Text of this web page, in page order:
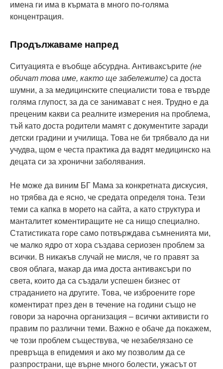
имена ги има в кърмата в много по-голяма
концентрация.
Продължаваме напред
Ситуацията е въобще абсурдна. Антиваксърите (не
обичат това име, както ще забележите) са доста
шумни, а за медицинските специалисти това е твърде
голяма глупост, за да се занимават с нея. Трудно е да
преценим какви са реалните измерения на проблема,
тъй като доста родители мамят с документите заради
детски градини и училища. Това не би трябвало да ни
учудва, щом е честа практика да вадят медицинско на
децата си за хронични заболявания.
Не може да виним БГ Мама за конкретната дискусия,
но трябва да е ясно, че средата определя тона. Тези
теми са капка в морето на сайта, а като структура и
манталитет коментиращите не са нищо специално.
Статистиката горе само потвърждава съмненията ми,
че малко ядро от хора създава сериозен проблем за
всички. В никакъв случай не мисля, че го правят за
своя облага, макар да има доста антиваксъри по
света, които да са създали успешен бизнес от
страданието на другите. Това, че изброените горе
коментират през ден в течение на години също не
говори за нарочна организация – всички активисти го
правим по различни теми. Важно е обаче да покажем,
че този проблем съществува, че незабелязано се
превръща в епидемия и ако му позволим да се
разпространи, ще върне много болести, ужасът от